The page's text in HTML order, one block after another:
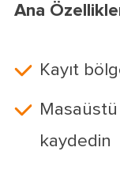
Ana
Kayıt
kaydedin